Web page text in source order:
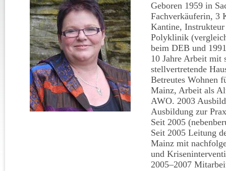
Geboren 1959 in
Fachverkäuferin, 3
Kantine,
Polyklinik
beim DEB und
10 Jahre Arbeit mit
stellvertretende
Betreutes Wohnen
Mainz, Arbeit als
AWO. 2003
Ausbildung zur
Seit 2005
Seit 2005 Leitung
Mainz mit
und
2005–2007